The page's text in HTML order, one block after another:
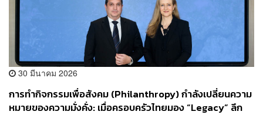
30 มีนาคม 2026
การทำกิจกรรมเพื่อสังคม (Philanthropy) กำลังเปลี่ยนความ
หมายของความมั่งคั่ง: เมื่อครอบครัวไทยมอง “Legacy” ลึก